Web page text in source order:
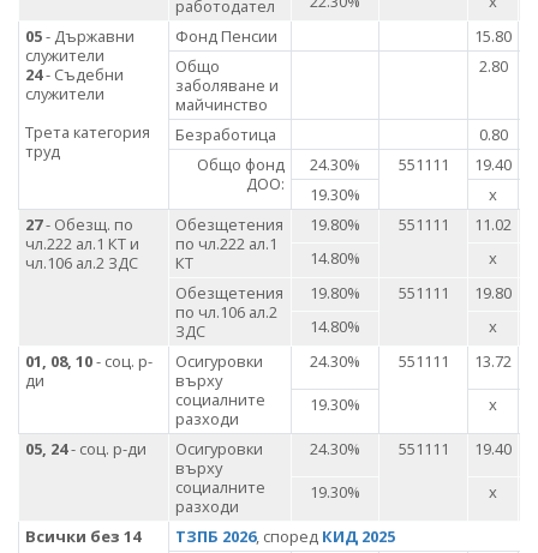
работодател
05- Държавни
служители
24- Съдебни
служители
Трета категория
труд
Фонд Пенсии 15.80
Общо
заболяване и
майчинство
2.80
Безработица 0.80
Общо фонд
ДОО:
24.30% 551111 19.40
19.30%
х
27- Обезщ. по
чл.222 ал.1 КТ и
чл.106 ал.2 ЗДС
Обезщетения
по чл.222 ал.1
КТ
19.80% 551111 11.02
14.80%
х
Обезщетения
по чл.106 ал.2
ЗДС
19.80% 551111
19.80
14.80%
х
01, 08, 10- соц. р-
ди
Осигуровки
върху
социалните
разходи
24.30% 551111 13.72
19.30%
х
05, 24- соц. р-ди
Осигуровки
върху
социалните
разходи
24.30% 551111 19.40
19.30%
х
Всички без 14 ТЗПБ 2026, според КИД 2025